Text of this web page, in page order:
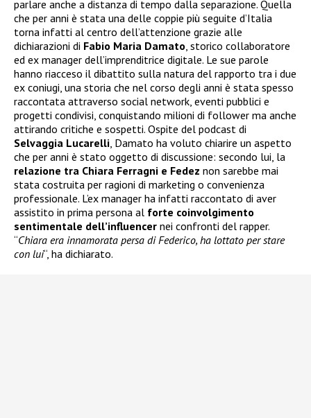
parlare anche a distanza di tempo dalla separazione. Quella
che per anni è stata una delle coppie più seguite d’Italia
torna infatti al centro dell’attenzione grazie alle
dichiarazioni di Fabio Maria Damato, storico collaboratore
ed ex manager dell’imprenditrice digitale. Le sue parole
hanno riacceso il dibattito sulla natura del rapporto tra i due
ex coniugi, una storia che nel corso degli anni è stata spesso
raccontata attraverso social network, eventi pubblici e
progetti condivisi, conquistando milioni di follower ma anche
attirando critiche e sospetti. Ospite del podcast di
Selvaggia Lucarelli, Damato ha voluto chiarire un aspetto
che per anni è stato oggetto di discussione: secondo lui, la
relazione tra Chiara Ferragni e Fedez non sarebbe mai
stata costruita per ragioni di marketing o convenienza
professionale. L’ex manager ha infatti raccontato di aver
assistito in prima persona al forte coinvolgimento
sentimentale dell’influencer nei confronti del rapper.
“Chiara era innamorata persa di Federico, ha lottato per stare
con lui“, ha dichiarato.